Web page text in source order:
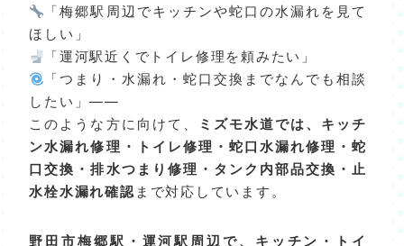
「梅郷駅周辺でキッチンや蛇口の水漏れを見て
ほしい」
「運河駅近くでトイレ修理を頼みたい」
「つまり・水漏れ・蛇口交換までなんでも相談
したい」――
このような方に向けて、
ミズモ水道では、キッチ
ン水漏れ修理・トイレ修理・蛇口水漏れ修理・蛇
口交換・排水つまり修理・タンク内部品交換・止
水栓水漏れ確認 まで対応しています。
野田市梅郷駅・運河駅周辺で、キッチン・トイ